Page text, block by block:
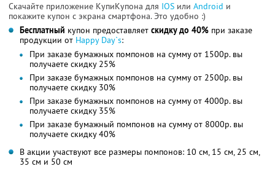
Скачайте приложение КупиКупона для IOS или Android и
покажите купон с экрана смартфона. Это удобно :)
Бесплатный купон предоставляет скидку до 40% при заказе
продукции от Happy Day`s:
При заказе бумажных помпонов на сумму от 1500р. вы
получаете скидку 25%
При заказе бумажных помпонов на сумму от 2500р. вы
получаете скидку 30%
При заказе бумажных помпонов на сумму от 4000р. вы
получаете скидку 35%
При заказе бумажный помпонов на сумму от 8000р. вы
получаете скидку 40%
В акции участвуют все размеры помпонов: 10 см, 15 см, 25 см,
35 см и 50 см